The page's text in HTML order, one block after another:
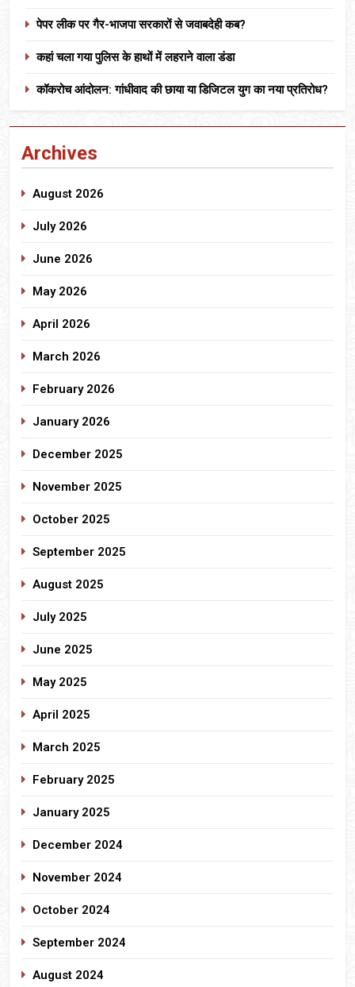
पेपर लीक पर गैर-भाजपा सरकारों से जवाबदेही कब?
कहां चला गया पुलिस के हाथों में लहराने वाला डंडा
कॉकरोच आंदोलन: गांधीवाद की छाया या डिजिटल युग का नया प्रतिरोध?
Archives
August 2026
July 2026
June 2026
May 2026
April 2026
March 2026
February 2026
January 2026
December 2025
November 2025
October 2025
September 2025
August 2025
July 2025
June 2025
May 2025
April 2025
March 2025
February 2025
January 2025
December 2024
November 2024
October 2024
September 2024
August 2024